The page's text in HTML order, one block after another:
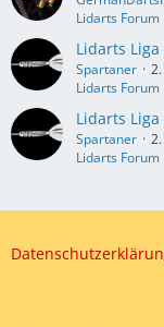
Lidarts Forum
Lidarts Liga
Spartaner
Lidarts Forum
Lidarts
Spartaner
Lidarts Forum